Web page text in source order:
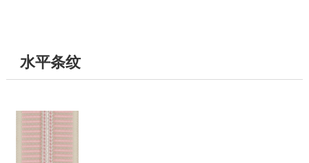
水平条纹